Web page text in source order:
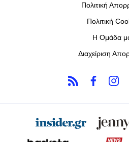
Πολιτική
Πολιτική
Η Ομάδα
Διαχείριση